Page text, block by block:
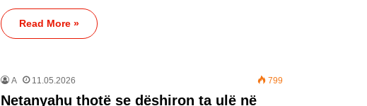
Read More »
A 11.05.2026 799
Netanyahu thotë se dëshiron ta ulë në